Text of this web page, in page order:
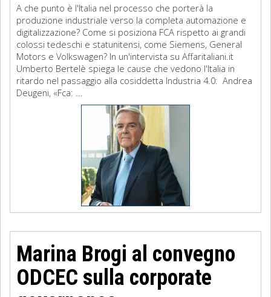
A che punto è l'Italia nel processo che porterà la
produzione industriale verso la completa automazione e
digitalizzazione? Come si posiziona FCA rispetto ai grandi
colossi tedeschi e statunitensi, come Siemens, General
Motors e Volkswagen? In un'intervista su Affaritaliani.it
Umberto Bertelè spiega le cause che vedono l'Italia in
ritardo nel passaggio alla cosiddetta Industria 4.0: Andrea
Deugeni, «Fca: ...
Marina Brogi al convegno
ODCEC sulla corporate